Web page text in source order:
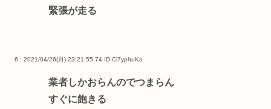
緊張が走る
6 : 2021/04/26(月) 23:21:55.74 ID:Ci7yphuKa
業者しかおらんのでつまらん
すぐに飽きる